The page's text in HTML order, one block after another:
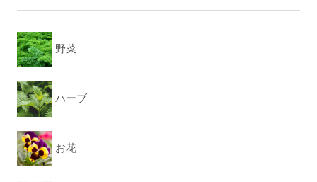
野菜
ハーブ
お花